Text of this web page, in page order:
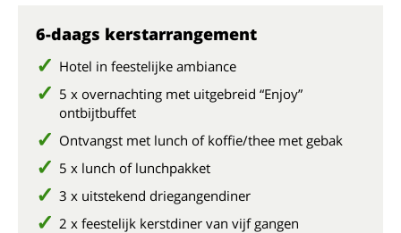
6-daags kerstarrangement
Hotel in feestelijke ambiance
5 x overnachting met uitgebreid “Enjoy”
ontbijtbuffet
Ontvangst met lunch of koffie/thee met gebak
5 x lunch of lunchpakket
3 x uitstekend driegangendiner
2 x feestelijk kerstdiner van vijf gangen